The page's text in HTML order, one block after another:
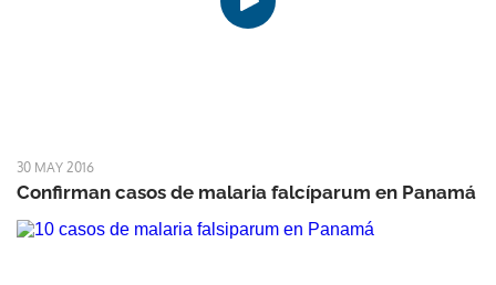
30 MAY 2016
Confirman casos de malaria falcíparum en Panamá